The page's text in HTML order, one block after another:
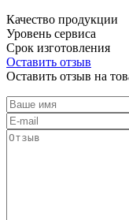
Качество продукции
Уровень сервиса
Срок изготовления
Оставить отзыв
Оставить отзыв на